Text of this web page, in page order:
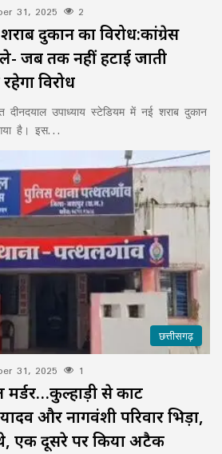
31, 2025 2
दुकान का विरोध:कांग्रेस
जब तक नहीं हटाई जाती
विरोध
दीनदयाल उपाध्याय स्टेडियम में नई शराब दुकान
है। इस…
छत्तीसगढ़
31, 2025 1
से काट
और नागवंशी परिवार भिड़ा,
एक दूसरे पर किया अटैक